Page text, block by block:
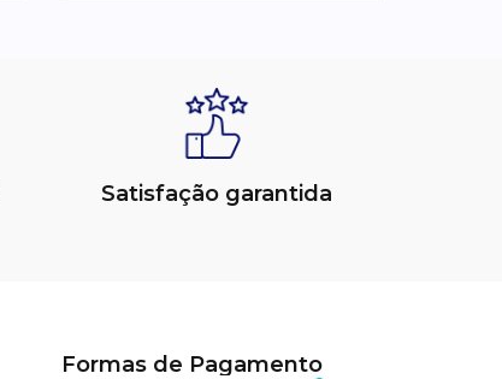
Satisfação garantida
Formas de Pagamento